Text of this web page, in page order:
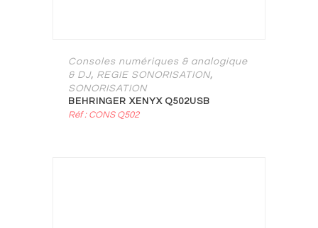
Consoles numériques & analogique
& DJ, REGIE SONORISATION,
SONORISATION
BEHRINGER XENYX Q502USB
Réf : CONS Q502